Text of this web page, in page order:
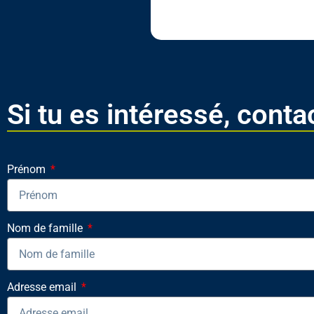
Si tu es intéressé,
Prénom
Nom de famille
Adresse email